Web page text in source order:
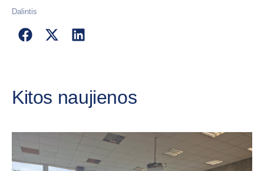
Dalintis
Kitos naujienos